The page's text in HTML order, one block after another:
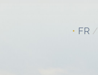
• FR /